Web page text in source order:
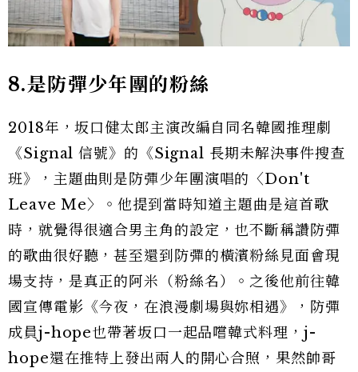
8.是防彈少年團的粉絲
2018年，坂口健太郎主演改編自同名韓國推理劇
《Signal 信號》的《Signal 長期未解決事件搜查
班》，主題曲則是防彈少年團演唱的〈Don't
Leave Me〉。他提到當時知道主題曲是這首歌
時，就覺得很適合男主角的設定，也不斷稱讚防彈
的歌曲很好聽，甚至還到防彈的橫濱粉絲見面會現
場支持，是真正的阿米（粉絲名）。之後他前往韓
國宣傳電影《今夜，在浪漫劇場與妳相遇》，防彈
成員j-hope也帶著坂口一起品嚐韓式料理，j-
hope還在推特上發出兩人的開心合照，果然帥哥